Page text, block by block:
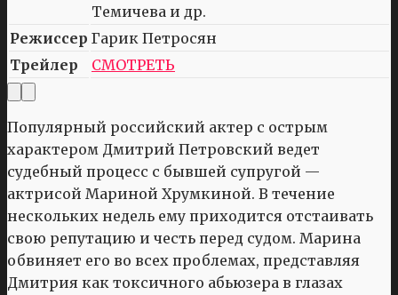
Темичева и др.
Режиссер Гарик Петросян
Трейлер
СМОТРЕТЬ
Популярный российский актер с острым
характером Дмитрий Петровский ведет
судебный процесс с бывшей супругой —
актрисой Мариной Хрумкиной. В течение
нескольких недель ему приходится отстаивать
свою репутацию и честь перед судом. Марина
обвиняет его во всех проблемах, представляя
Дмитрия как токсичного абьюзера в глазах